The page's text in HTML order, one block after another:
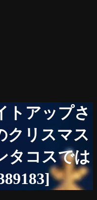
トアップさ
クリスマス
タコスでは